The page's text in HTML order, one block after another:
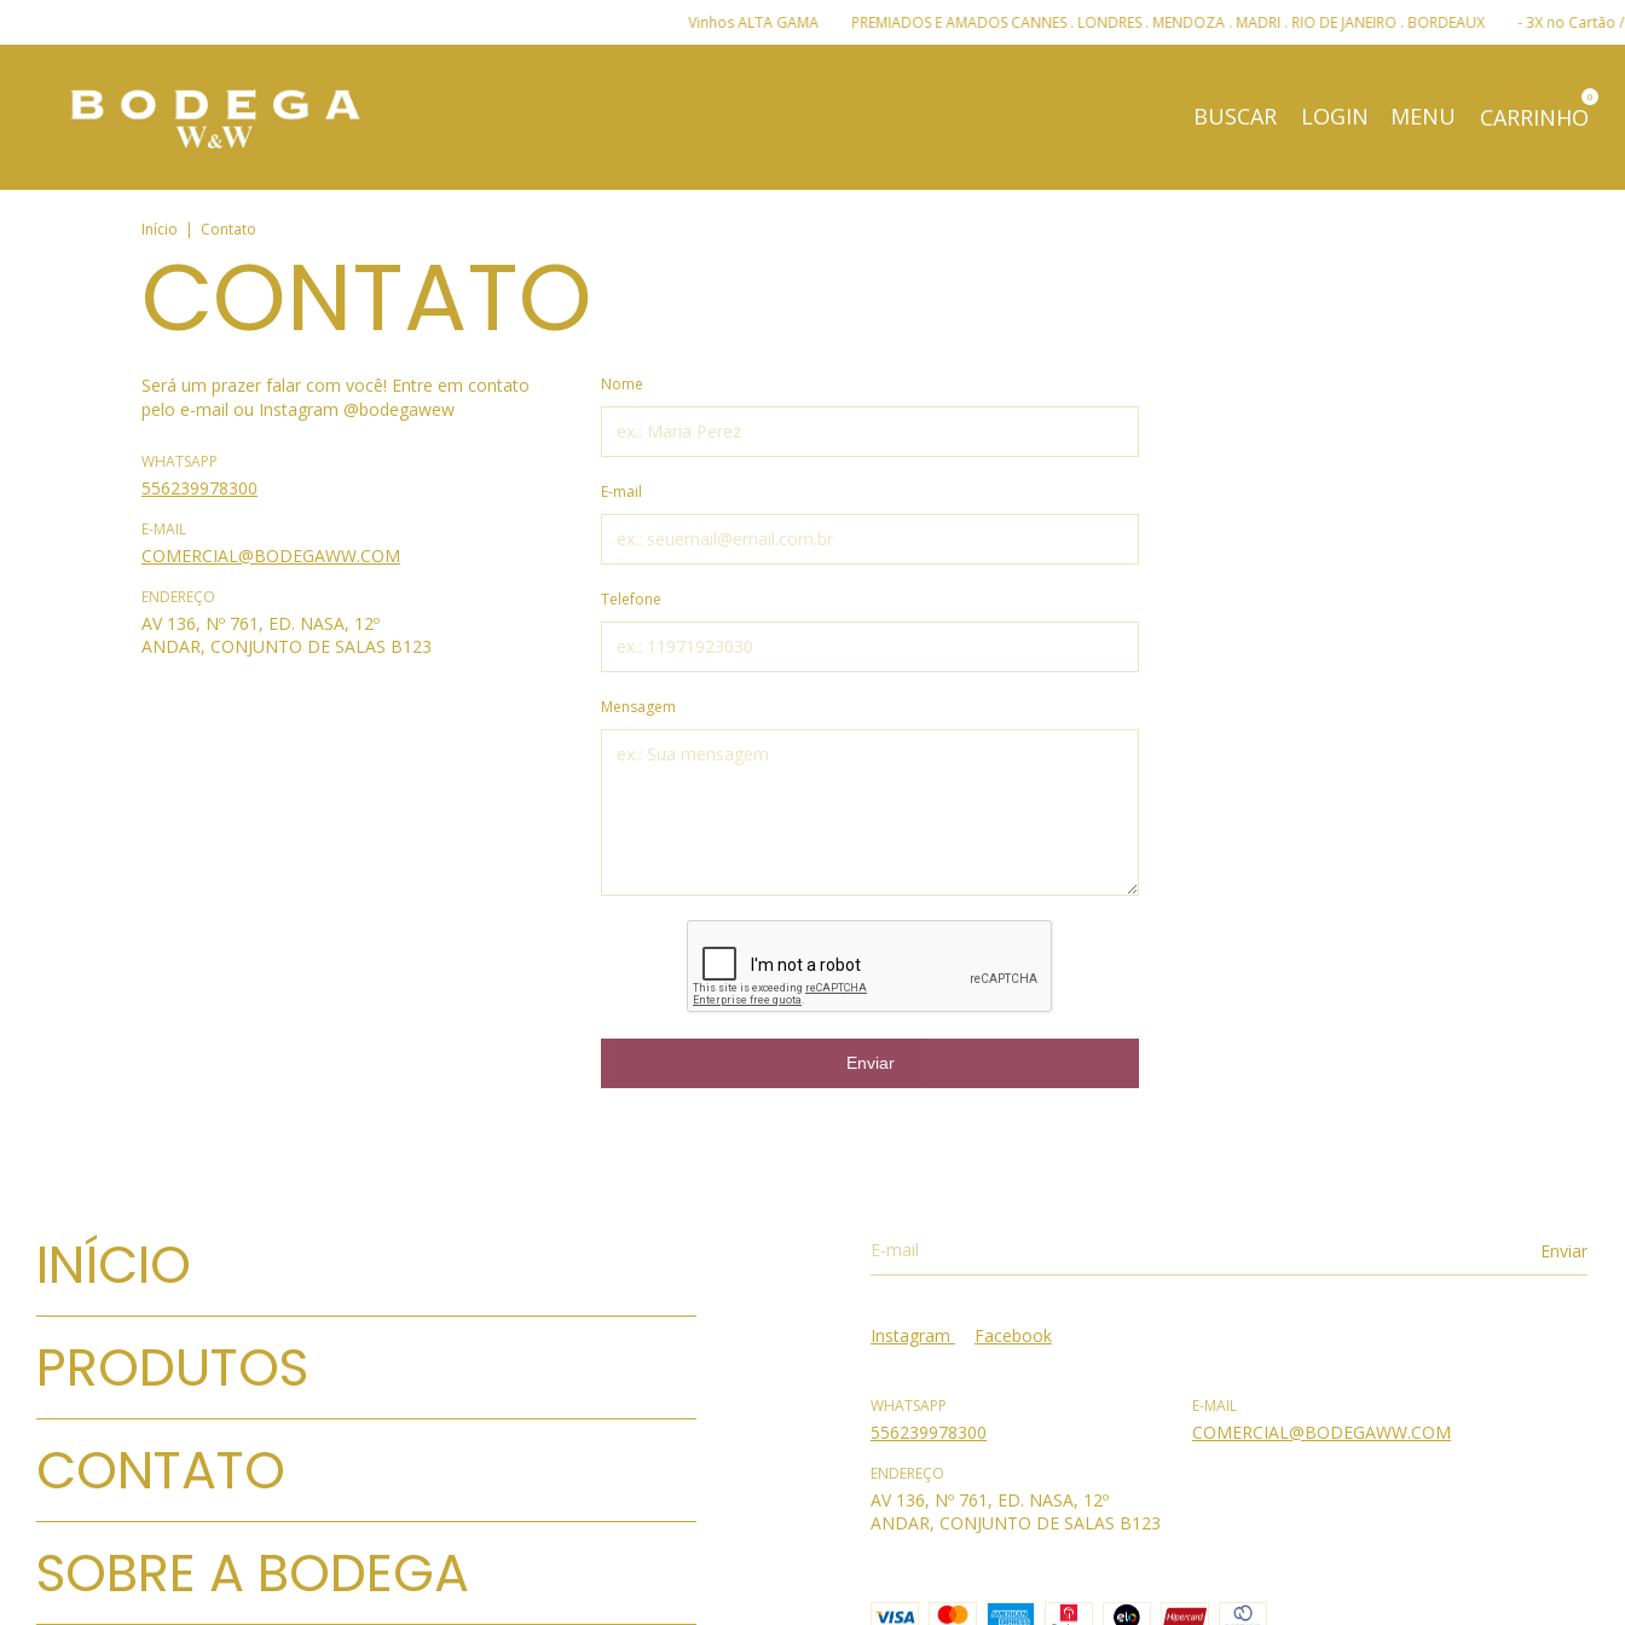
Vinhos ALTA GAMA PREMIADOS E AMADOS CANNES . LONDRES . MENDOZA . MADRI . RIO DE JANEIRO . BORDEAUX - 3X no Cartão /
MENU
BUSCAR LOGIN CARRINHO
0
Início | Contato
CONTATO
Será um prazer falar com você! Entre em contato
pelo e-mail ou Instagram @bodegawew
WHATSAPP
556239978300
E-MAIL
COMERCIAL@BODEGAWW.COM
ENDEREÇO
AV 136, Nº 761, ED. NASA, 12º
ANDAR, CONJUNTO DE SALAS B123
Nome
E-mail
Telefone
Mensagem
Enviar
INÍCIO
PRODUTOS
CONTATO
SOBRE A BODEGA
Instagram Facebook
WHATSAPP
556239978300
E-MAIL
COMERCIAL@BODEGAWW.COM
ENDEREÇO
AV 136, Nº 761, ED. NASA, 12º
ANDAR, CONJUNTO DE SALAS B123